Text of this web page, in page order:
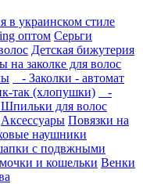
в украинском стиле
оптом Серьги
Детская бижутерия
на заколке для волос
- Заколки - автомат
так (хлопушки)
-
для волос
Аксессуары Повязки на
наушники
с подвжными
и кошельки Венки